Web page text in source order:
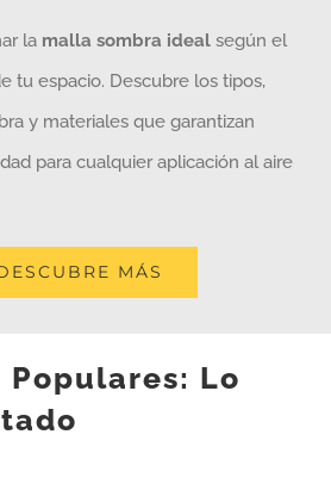
la malla sombra idealsegún el
tu espacio. Descubre los tipos,
y materiales que garantizan
para cualquier aplicación al aire
MÁS
Populares: Lo